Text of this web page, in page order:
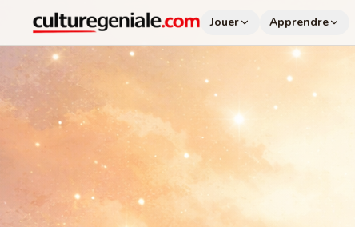
Jouer Apprendre